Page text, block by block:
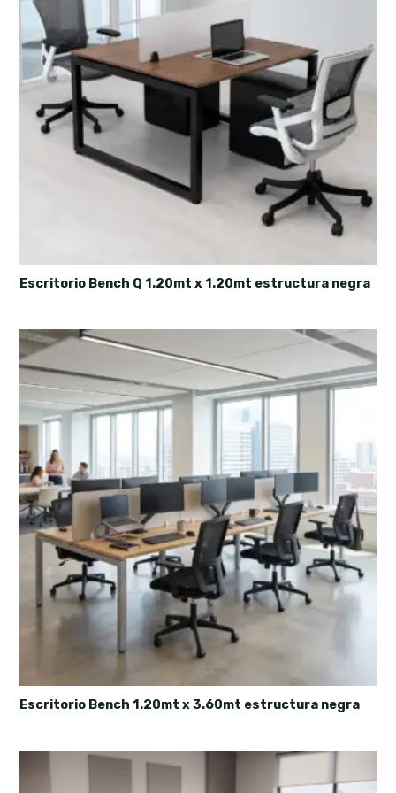
Escritorio Bench Q 1.20mt x 1.20mt estructura negra
Escritorio Bench 1.20mt x 3.60mt estructura negra